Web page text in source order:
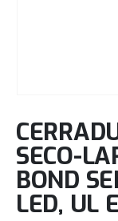
SECO-
BOND
LED, UL